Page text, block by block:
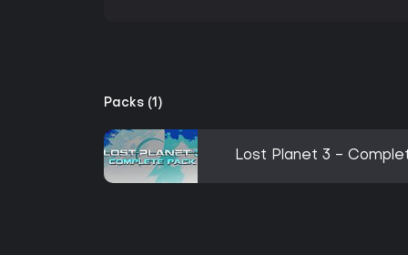
Packs (1)
Lost Planet 3 -